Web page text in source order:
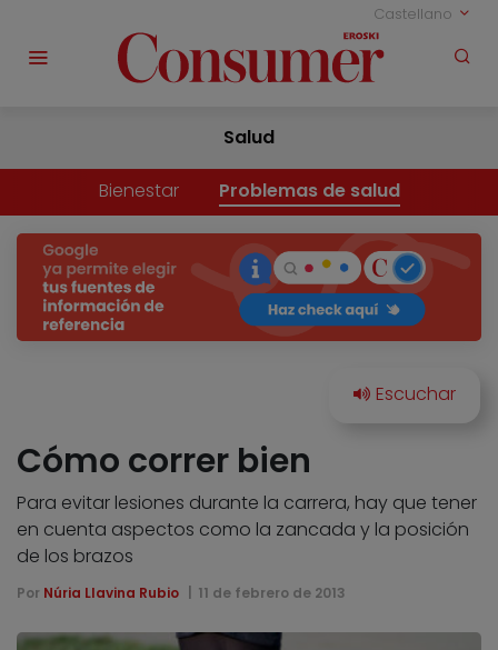
Castellano
Salud
Bienestar Problemas de salud
Cómo correr bien
Para evitar lesiones durante la carrera, hay que tener
en cuenta aspectos como la zancada y la posición
de los brazos
Por Núria Llavina Rubio 11 de febrero de 2013